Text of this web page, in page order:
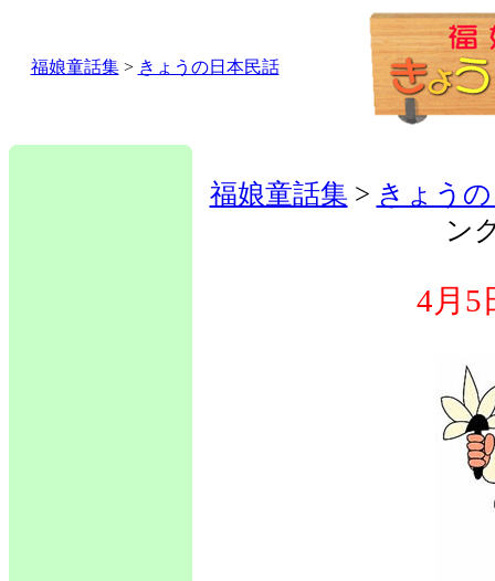
福娘童話集> きょうの日本民話
福娘童話集 > きょう
ン
4月5